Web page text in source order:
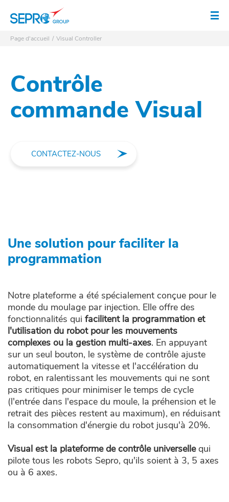
Page d'accueil Visual Controller
Contrôle
commande Visual
CONTACTEZ-NOUS
Une solution pour faciliter la
programmation
Notre plateforme a été spécialement conçue pour le
monde du moulage par injection. Elle offre des
fonctionnalités qui facilitent la programmation et
l'utilisation du robot pour les mouvements
complexes ou la gestion multi-axes. En appuyant
sur un seul bouton, le système de contrôle ajuste
automatiquement la vitesse et l'accélération du
robot, en ralentissant les mouvements qui ne sont
pas critiques pour minimiser le temps de cycle
(l'entrée dans l'espace du moule, la préhension et le
retrait des pièces restent au maximum), en réduisant
la consommation d'énergie du robot jusqu'à 20%.
Visual est la plateforme de contrôle universellequi
pilote tous les robots Sepro, qu'ils soient à 3, 5 axes
ou à 6 axes.